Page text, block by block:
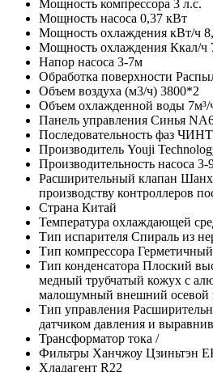
Мощность компрессора 3 л.с.
Мощность насоса 0,37 кВт
Мощность охлаждения кВт/ч
Мощность охлаждения Ккал/ч
Напор насоса 3-7м
Обработка поверхности
Объем воздуха (м3/ч) 3800*2
Объем охлажденной воды 7м³/
Панель управления Синья
Последовательность фаз ЧИНТ
Производитель Youji
Производительность насоса 3-
Расширительный клапан
производству контроллеров
Страна Китай
Температура охлаждающей
Тип испарителя Спираль из
Тип компрессора Герметичный
Тип конденсатора Плоский
медный трубчатый кожух с
малошумный внешний осевой
Тип управления
датчиком давления и
Трансформатор тока /
Фильтры Ханчжоу Цзиньтэн
Хладагент R22